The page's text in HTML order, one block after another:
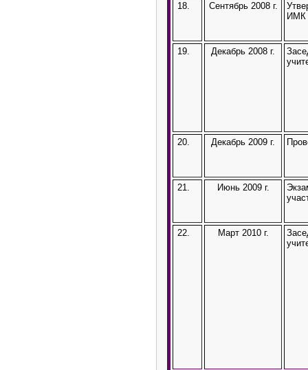
18. Сентябрь 2008 г.
ИМК
19. Декабрь 2008 г.
20. Декабрь 2009 г.
21. Июнь 2009 г.
22. Март 2010 г.